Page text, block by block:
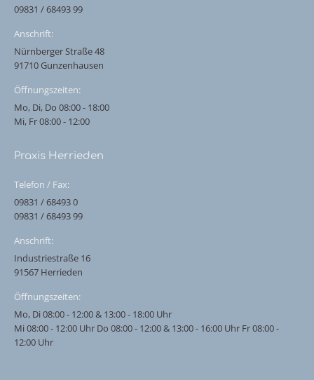
09831 / 68493 99
Anschrift:
Nürnberger Straße 48
91710 Gunzenhausen
Öffnungszeiten:
Mo, Di, Do 08:00 - 18:00
Mi, Fr 08:00 - 12:00
Praxis Herrieden
Telefon / Fax:
09831 / 68493 0
09831 / 68493 99
Anschrift:
Industriestraße 16
91567 Herrieden
Öffnungszeiten:
Mo, Di 08:00 - 12:00 & 13:00 - 18:00 Uhr
Mi 08:00 - 12:00 Uhr Do 08:00 - 12:00 & 13:00 - 16:00 Uhr Fr 08:00 -
12:00 Uhr